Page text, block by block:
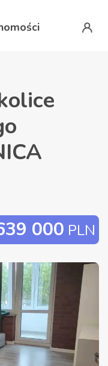
000 PLN